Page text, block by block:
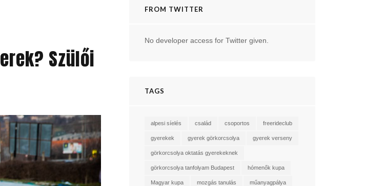
Szülői
FROM TWITTER
No developer access for Twitter given.
TAGS
alpesi síelés család csoportos freerideclub
gyerekek gyerek görkorcsolya gyerek verseny
görkorcsolya oktatás gyerekeknek
görkorcsolya tanfolyam Budapest hómenők kupa
Magyar kupa mozgás tanulás műanyagpálya